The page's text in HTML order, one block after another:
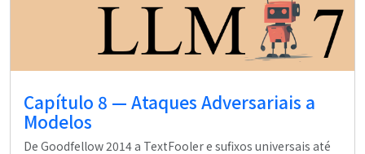
Capítulo 8 — Ataques Adversariais a
Modelos
De Goodfellow 2014 a TextFooler e sufixos universais até